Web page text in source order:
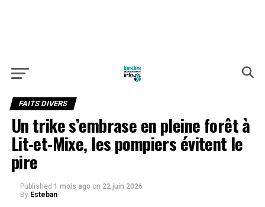
FAITS DIVERS
Un trike s’embrase en pleine forêt à
Lit-et-Mixe, les pompiers évitent le
pire
Published 1 mois ago on 22 juin 2026
By Esteban